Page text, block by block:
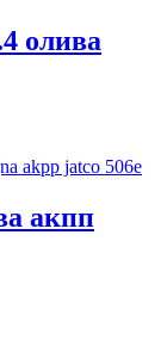
олива
акпп